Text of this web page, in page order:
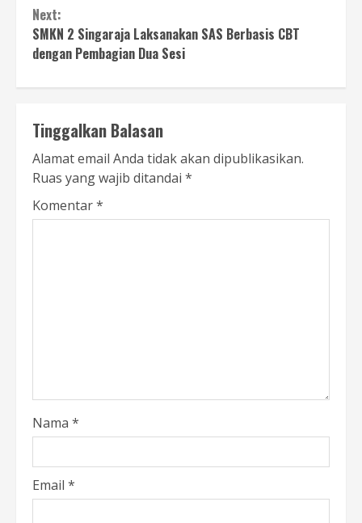
Next:
SMKN 2 Singaraja Laksanakan SAS Berbasis CBT
dengan Pembagian Dua Sesi
Tinggalkan Balasan
Alamat email Anda tidak akan dipublikasikan.
Ruas yang wajib ditandai *
Komentar*
Nama *
Email *